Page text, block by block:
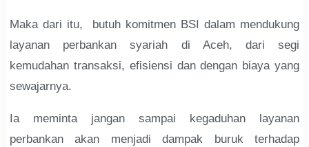
Maka dari itu, butuh komitmen BSI dalam mendukung
layanan perbankan syariah di Aceh, dari segi
kemudahan transaksi, efisiensi dan dengan biaya yang
sewajarnya.
Ia meminta jangan sampai kegaduhan layanan
perbankan akan menjadi dampak buruk terhadap